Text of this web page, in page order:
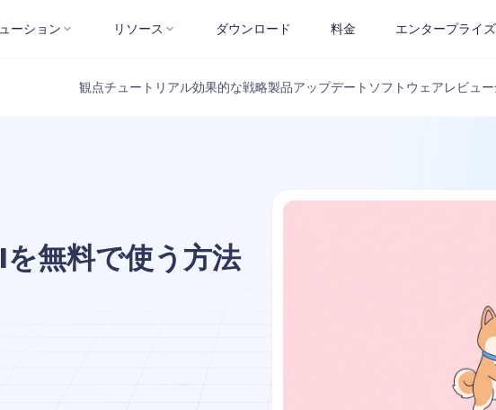
ーション リソース ダウンロード 料金 エンタープライズ
観点チュートリアル効果的な戦略製品アップデート ソフトウェアレビュー
無料で使う方法